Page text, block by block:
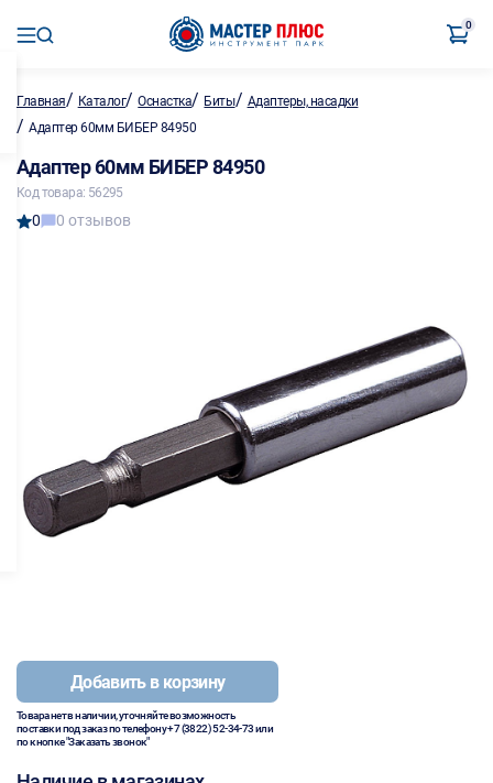
0
Главная/ Каталог/Оснастка/ Биты/ Адаптеры, насадки
/ Адаптер 60мм БИБЕР 84950
Адаптер 60мм БИБЕР 84950
Код товара: 56295
0 0 отзывов
Добавить в корзину
Товара нет в наличии, уточняйте возможность
поставки под заказ по телефону+7 (3822) 52-34-73или
по кнопке "Заказать звонок"